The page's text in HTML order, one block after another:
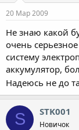
20 Мар 2009
Не знаю какой
очень
систему
аккумулятор,
Надеюсь не до
S STK001
Новичок